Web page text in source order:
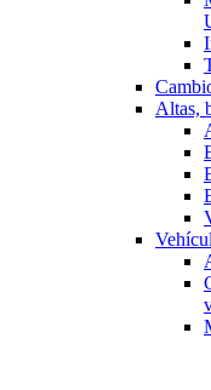
Altas,